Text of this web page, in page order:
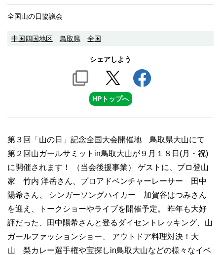
全国山の日協議会
中国四国地区 鳥取県 全国
シェアしよう
HPトップへ
第３回「山の日」記念全国大会開催地 鳥取県大山にて
第２回山ガールサミットin鳥取大山が９月１８日(月・祝)
に開催されます！ （当会後援事業） ゲストに、プロ登山
家 竹内 洋岳さん、プロアドベンチャーレーサー 田中
陽希さん、 シンガーソングハイカー 加賀谷はつみさん
を迎え、トークショーやライブを開催予定。 昨年も大好
評だった、田中陽希さんと登るダイセントレッキング、山
ガールファッションショー、 アウトドア料理対決！大
山 梨カレー選手権や宝探しin鳥取大山などの様々なイベ